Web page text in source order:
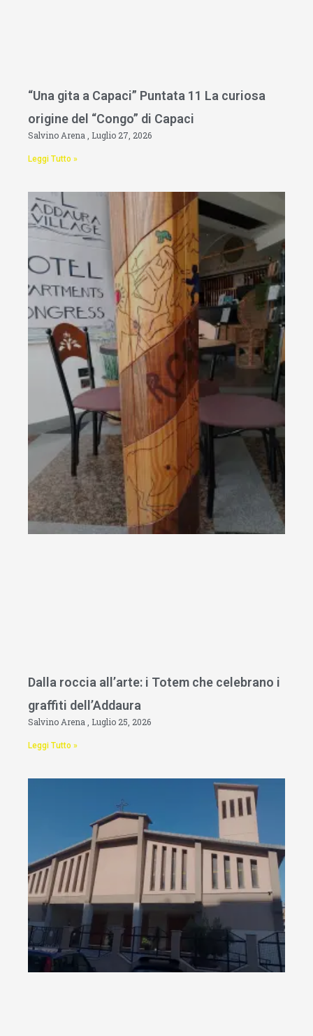
“Una gita a Capaci” Puntata 11 La curiosa
origine del “Congo” di Capaci
Salvino Arena Luglio 27, 2026
Leggi Tutto »
Dalla roccia all’arte: i Totem che celebrano i
graffiti dell’Addaura
Salvino Arena Luglio 25, 2026
Leggi Tutto »